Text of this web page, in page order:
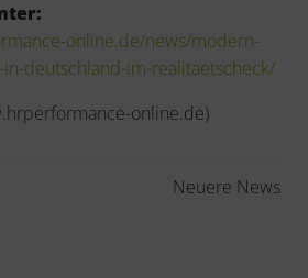
online.de/news/modern-
deutschland-im-realitaetscheck/
online.de)
Neuere News